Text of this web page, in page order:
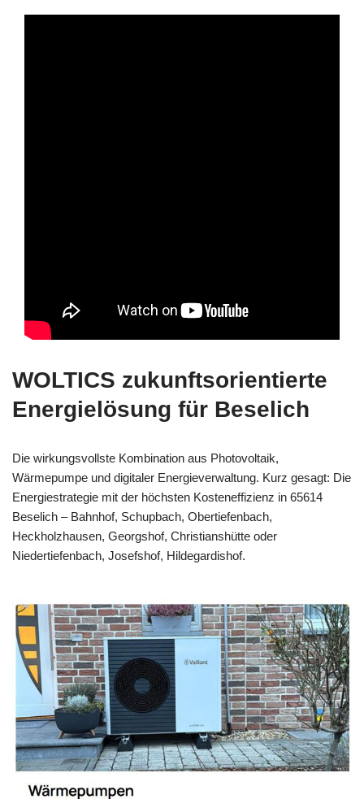
WOLTICS zukunftsorientierte
Energielösung für Beselich
Die wirkungsvollste Kombination aus Photovoltaik,
Wärmepumpe und digitaler Energieverwaltung. Kurz gesagt: Die
Energiestrategie mit der höchsten Kosteneffizienz in 65614
Beselich – Bahnhof, Schupbach, Obertiefenbach,
Heckholzhausen, Georgshof, Christianshütte oder
Niedertiefenbach, Josefshof, Hildegardishof.